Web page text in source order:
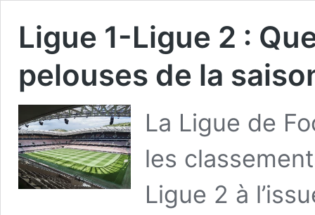
Ligue 1-Ligue 2 :
pelouses de la
La Ligue de
les
Ligue 2 à